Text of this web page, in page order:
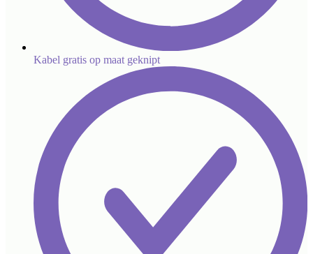
Kabel gratis op maat geknipt